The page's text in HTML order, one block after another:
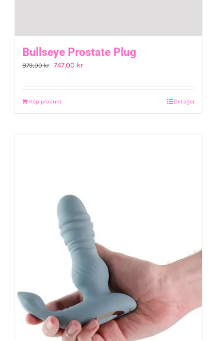
Bullseye Prostate Plug
879,00kr Det
var:
747,00 krDet
Köp produkt Detaljer